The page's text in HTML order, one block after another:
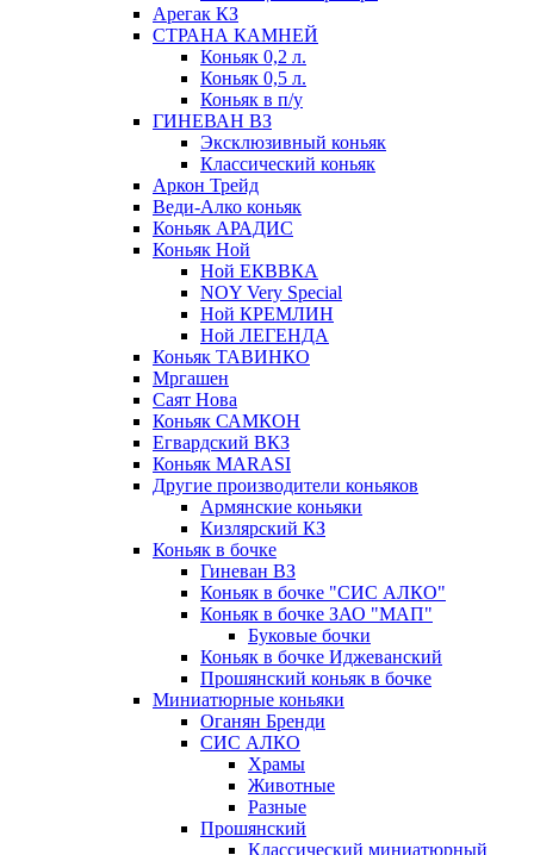
Арегак КЗ
СТРАНА КАМНЕЙ
Коньяк 0,2 л.
Коньяк 0,5 л.
Коньяк в п/у
ГИНЕВАН ВЗ
Эксклюзивный коньяк
Классический коньяк
Аркон Трейд
Веди-Алко коньяк
Коньяк АРАДИС
Коньяк Ной
Ной ЕКВВКА
NOY Very Special
Ной КРЕМЛИН
Ной ЛЕГЕНДА
Коньяк ТАВИНКО
Мргашен
Саят Нова
Коньяк САМКОН
Егвардский ВКЗ
Коньяк MARASI
Другие производители коньяков
Армянские коньяки
Кизлярский КЗ
Коньяк в бочке
Гиневан ВЗ
Коньяк в бочке "СИС АЛКО"
Коньяк в бочке ЗАО "МАП"
Буковые бочки
Коньяк в бочке Иджеванский
Прошянский коньяк в бочке
Миниатюрные коньяки
Оганян Бренди
СИС АЛКО
Храмы
Животные
Разные
Прошянский
Классический миниатюрный